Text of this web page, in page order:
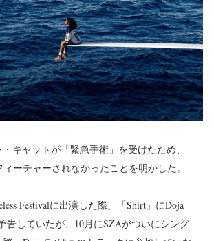
キャットが「緊急手術」を受けたため、
ーチャーされなかったことを明かした。
Festivalに出演した際、「Shirt」にDoja
告していたが、10月にSZAがついにシング